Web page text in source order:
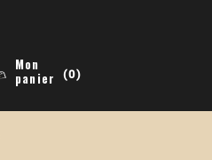
Mon
panier
(0)